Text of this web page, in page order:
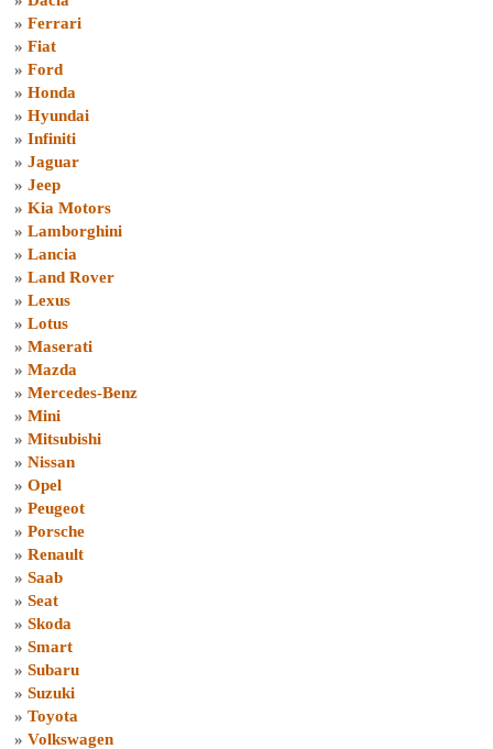
» Ferrari
» Fiat
» Ford
» Honda
» Hyundai
» Infiniti
» Jaguar
» Jeep
» Kia Motors
» Lamborghini
» Lancia
» Land Rover
» Lexus
» Lotus
» Maserati
» Mazda
» Mercedes-Benz
» Mini
» Mitsubishi
» Nissan
» Opel
» Peugeot
» Porsche
» Renault
» Saab
» Seat
» Skoda
» Smart
» Subaru
» Suzuki
» Toyota
» Volkswagen